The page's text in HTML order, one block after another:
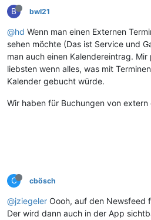
B bwl21
@hd Wenn man einen Externen
sehen möchte (Das ist Service und
man auch einen Kalendereintrag. Mir
liebsten wenn alles, was mit
Kalender gebucht würde.
Wir haben für Buchungen von extern
C cbösch
@jziegeler Oooh, auf den Newsfeed
Der wird dann auch in der App